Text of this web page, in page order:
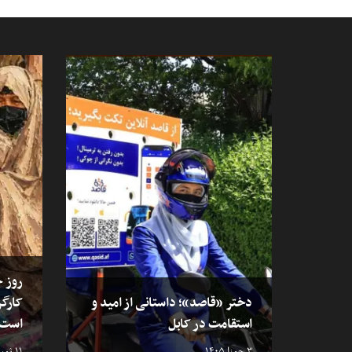
دختر «قاصد»؛ داستانی از امید و
استقامت در کابل
روز